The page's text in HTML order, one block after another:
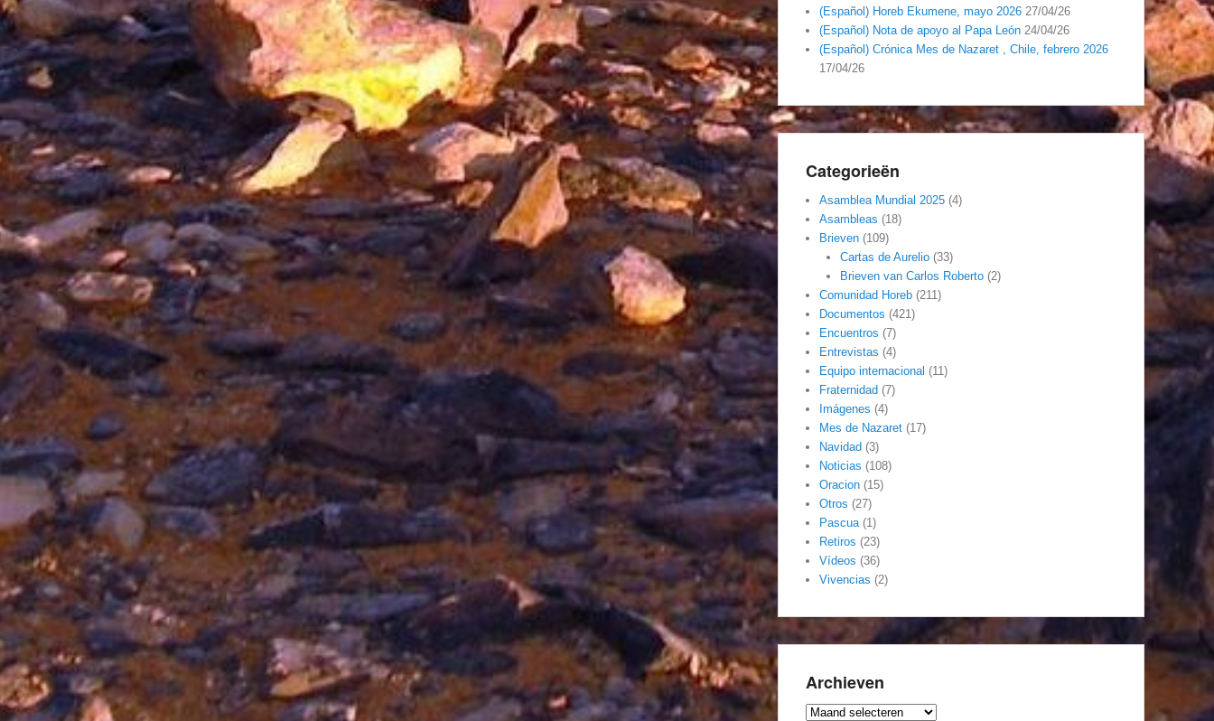
(Español) Horeb Ekumene, mayo 2026 27/04/26
(Español) Nota de apoyo al Papa León 24/04/26
(Español) Crónica Mes de Nazaret , Chile, febrero 2026
17/04/26
Categorieën
Asamblea Mundial 2025 (4)
Asambleas (18)
Brieven (109)
Cartas de Aurelio(33)
Brieven van Carlos Roberto(2)
Comunidad Horeb (211)
Documentos (421)
Encuentros (7)
Entrevistas (4)
Equipo internacional (11)
Fraternidad (7)
Imágenes (4)
Mes de Nazaret (17)
Navidad (3)
Noticias (108)
Oracion (15)
Otros (27)
Pascua(1)
Retiros (23)
Vídeos (36)
Vivencias (2)
Archieven
Archieven